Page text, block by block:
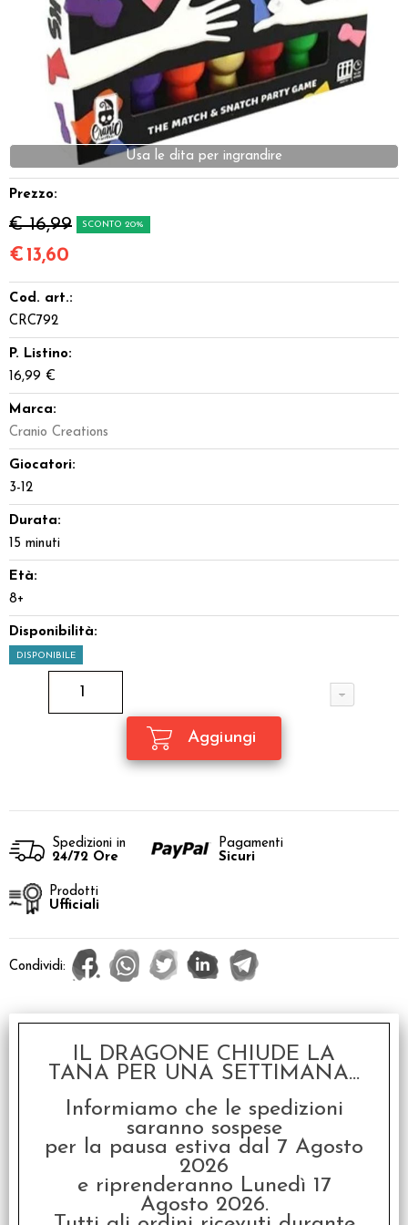
Accessori
Giocattoli e Gadget
Offerte del DragoneUsa le dita per ingrandire
Prezzo:
€ 16,99 SCONTO 20%
€ 13,60
Cod. art.:
CRC792
P. Listino:
16,99 €
Marca:
Cranio Creations
Giocatori:
3-12
Durata:
15 minuti
Età:
8+
Disponibilità:
DISPONIBILE
Spedizioni in
24/72 Ore
Pagamenti
Sicuri
Prodotti
Ufficiali
Condividi:
| Recensioni Google >
Servizi
Stampa
Descrizione
IL DRAGONE CHIUDE LA
TANA PER UNA SETTIMANA...
Informiamo che le spedizioni
saranno sospese
per la pausa estiva dal 7 Agosto
2026
e riprenderanno Lunedì 17
Agosto 2026.